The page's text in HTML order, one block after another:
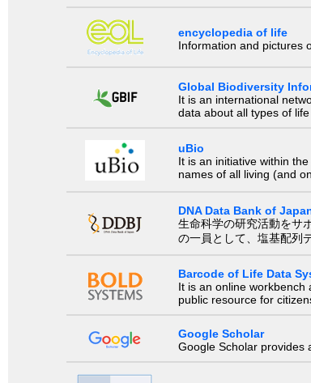
encyclopedia of life
Information and pictures
Global Biodiversity
It is an international
data about all types of life
uBio
It is an initiative within
names of all living (and
DNA Data Bank of
生命科学の研究活動をサ
の一員として、塩基配列
Barcode of Life Data
It is an online workbench
public resource for
Google Scholar
Google Scholar provides